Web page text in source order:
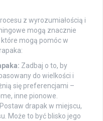
z wyrozumiałością i
mogą znacznie
mogą pomóc w
Zadbaj o to, by
do wielkości i
się preferencjami –
inne pionowe.
Postaw drapak w miejscu,
Może to być blisko jego